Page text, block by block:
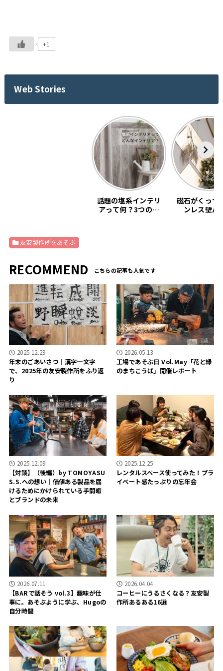
+1
Web Stories
話題の塩系インテリ
アって何？3つの基
磁石がくっつ
ンレス壁パ
友安製作所をあそぶ
RECOMMEND
2025.12.29
年末のごあいさつ｜漢字一文字
で、2025年の友安製作所をふり返
り
2026.05.13
工場であそぶ日 Vol.May「花と緑
のまちこうば」開催レポート
2025.12.09
【対談】（後編）by TOMOYASU
S.S.への想い｜価値ある製品を届
けるためにかけられている手間暇
とブランドの未来
2025.12.25
レンタルスペース使ってみた！プラ
イベート感たっぷりの忘年会
2026.07.11
【BARで話そう vol.3】趣味が仕
事に。あそぶように学ぶ、Hugoの
自分時間
2026.04.04
コーヒーにうるさくなる？友安製
作所あるある16選